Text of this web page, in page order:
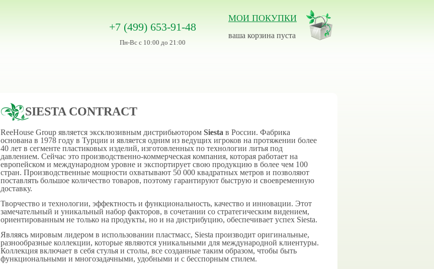
МОИ ПОКУПКИ
ваша корзина пуста
+7 (499) 653-91-48
Пн-Вс с 10:00 до 21:00
SIESTA CONTRACT
ReeHouse Group является эксклюзивным дистрибьютором Siesta в России. Фабрика
основана в 1978 году в Турции и является одним из ведущих игроков на протяжении более
40 лет в сегменте пластиковых изделий, изготовленных по технологии литья под
давлением. Сейчас это производственно-коммерческая компания, которая работает на
европейском и международном уровне и экспортирует свою продукцию в более чем 100
стран. Производственные мощности охватывают 50 000 квадратных метров и позволяют
поставлять большое количество товаров, поэтому гарантируют быструю и своевременную
доставку.
Творчество и технологии, эффектность и функциональность, качество и инновации. Этот
замечательный и уникальный набор факторов, в сочетании со стратегическим видением,
ориентированным не только на продукты, но и на дистрибуцию, обеспечивает успех Siesta.
Являясь мировым лидером в использовании пластмасс, Siesta производит оригинальные,
разнообразные коллекции, которые являются уникальными для международной клиентуры.
Коллекция включает в себя стулья и столы, все созданные таким образом, чтобы быть
функциональными и многозадачными, удобными и с бесспорным стилем.